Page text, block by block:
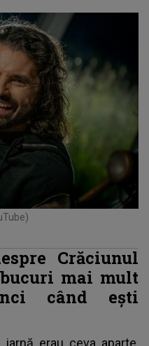
Crăciunul
mai mult
când ești
erau ceva aparte,